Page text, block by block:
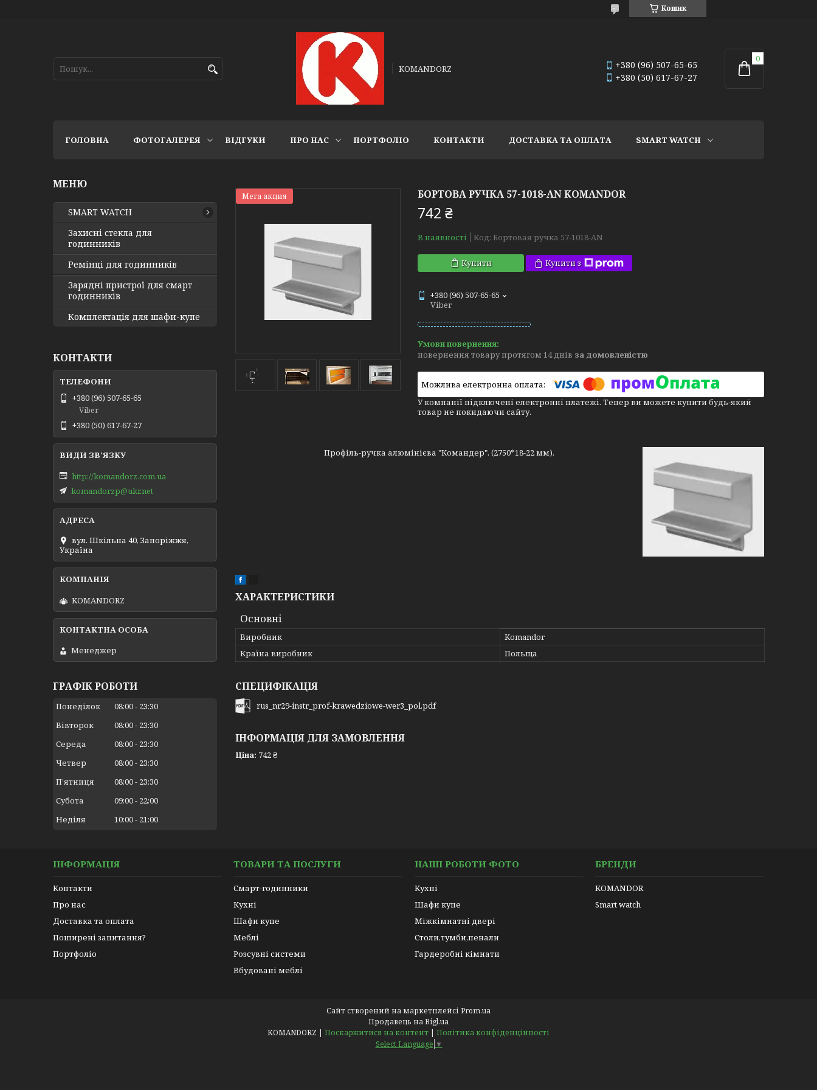
Кошик
KOMANDORZ
+380 (96) 507-65-65
+380 (50) 617-67-27
ГОЛОВНА ФОТОГАЛЕРЕЯ ВІДГУКИ ПРО НАС ПОРТФОЛІО КОНТАКТИ ДОСТАВКА ТА ОПЛАТА SMART WATCH
Мега акция БОРТОВА РУЧКА 57-1018-AN KOMANDOR
742 ₴
В наявності Код: Бортовая ручка 57-1018-AN
Купити Купити з
+380 (96) 507-65-65
Viber
повернення товару протягом 14 днів за домовленістю
У компанії підключені електронні платежі. Тепер ви можете купити будь-який
товар не покидаючи сайту.
Профіль-ручка алюмінієва "Командер". (2750*18-22 мм).
ХАРАКТЕРИСТИКИ
Основні
Виробник
Komandor
Країна виробник
Польща
СПЕЦИФІКАЦІЯ
rus_nr29-instr_prof-krawedziowe-wer3_pol.pdf
ІНФОРМАЦІЯ ДЛЯ ЗАМОВЛЕННЯ
Ціна: 742 ₴
SMART WATCH
Захисні стекла для
годинників
Ремінці для годинників
Зарядні пристрої для смарт
годинників
Комплектація для шафи-купе
КОНТАКТИ
+380 (96) 507-65-65
Viber
+380 (50) 617-67-27
http://komandorz.com.ua
komandorzp@ukr.net
вул. Шкільна 40, Запоріжжя,
Україна
KOMANDORZ
Менеджер
ГРАФІК РОБОТИ
Понеділок 08:00
23:30
Вівторок
08:00
23:30
Середа
08:00
23:30
Четвер
08:00
23:30
Пʼятниця
08:00
23:30
Субота
09:00
22:00
Неділя
10:00 21:00
ІНФОРМАЦІЯ
Контакти
Про нас
Доставка та оплата
Поширені запитання?
Портфоліо
ТОВАРИ ТА ПОСЛУГИ
Смарт-годинники
Кухні
Шафи купе
Меблі
Розсувні системи
Вбудовані меблі
НАШІ РОБОТИ ФОТО
Кухні
Шафи купе
Міжкімнатні двері
Столи,тумби,пенали
Гардеробні кімнати
БРЕНДИ
KOMANDOR
Smart watch
Сайт створений на маркетплейсі Prom.ua
Продавець на Bigl.ua
KOMANDORZ | Поскаржитися на контент | Політика конфіденційності
Select Language ▼